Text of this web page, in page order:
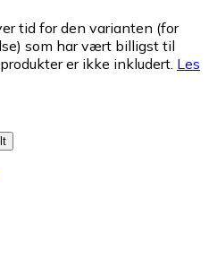
tid for den varianten (for
som har vært billigst til
er ikke inkludert. Les